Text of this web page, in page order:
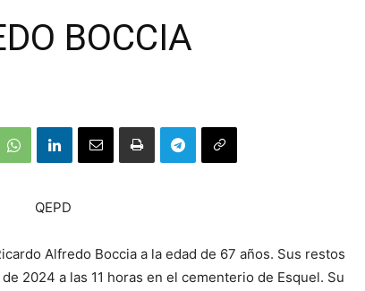
BOCCIA
QEPD
Alfredo Boccia a la edad de 67 años. Sus restos
2024 a las 11 horas en el cementerio de Esquel. Su